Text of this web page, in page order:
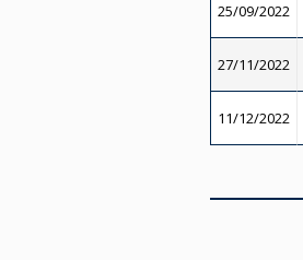
25/09/2022
27/11/2022
11/12/2022